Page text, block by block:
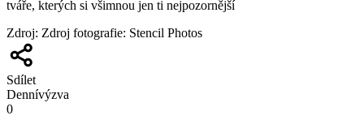
tváře, kterých si všimnou jen ti nejpozornější
Zdroj: Zdroj fotografie: Stencil Photos
Sdílet
Dennívýzva
0